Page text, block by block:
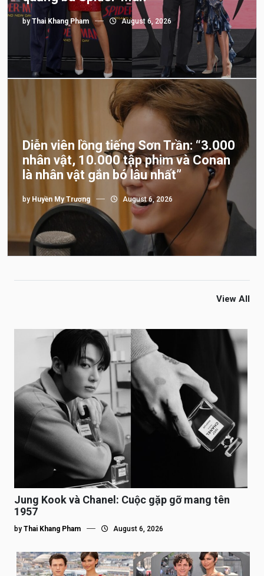
by Thai Khang Pham August 6, 2026
Diễn viên lồng tiếng Sơn Trần: “3.000
nhân vật, 10.000 tập phim và Conan
là nhân vật gắn bó lâu nhất”
by Huyền My Trương August 6, 2026
View All
Jung Kook và Chanel: Cuộc gặp gỡ mang tên
1957
by Thai Khang Pham August 6, 2026